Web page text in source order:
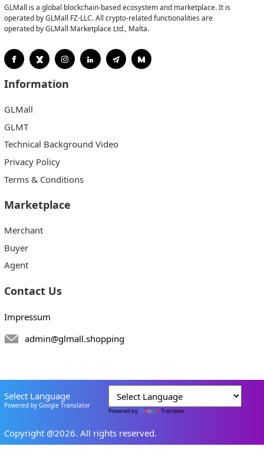
GLMall is a global blockchain-based ecosystem and marketplace. It is
operated by GLMall FZ-LLC. All crypto-related functionalities are
operated by GLMall Marketplace Ltd., Malta.
Information
GLMall
GLMT
Technical Background Video
Privacy Policy
Terms & Conditions
Marketplace
Merchant
Buyer
Agent
Contact Us
Impressum
admin@glmall.shopping
Select Language
Powered by Google Translator
Powered by Translate
Copyright @2026. All rights reserved.